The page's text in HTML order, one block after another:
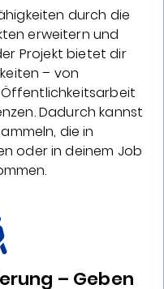
durch die
erweitern und
Projekt bietet dir
– von
Dadurch kannst
die in
oder in deinem Job
– Geben